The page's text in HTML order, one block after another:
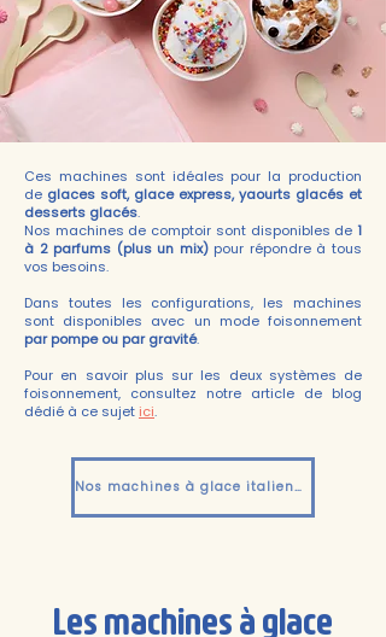
Ces machines sont idéales pour la production
de glaces soft, glace express, yaourts glacés et
desserts glacés.
Nos machines de comptoir sont disponibles de 1
à 2 parfums (plus un mix)pour répondre à tous
vos besoins.
Dans toutes les configurations, les machines
sont disponibles avec un mode foisonnement
par pompe ou par gravité.
Pour en savoir plus sur les deux systèmes de
foisonnement, consultez notre article de blog
dédié à ce sujet ici.
Nos machines à glace italienne
Les machines à glace